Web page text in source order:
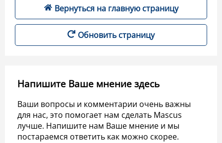
Вернуться на главную страницу
Обновить страницу
Напишите Ваше мнение здесь
Ваши вопросы и комментарии очень важны
для нас, это помогает нам сделать Mascus
лучше. Напишите нам Ваше мнение и мы
постараемся ответить как можно скорее.